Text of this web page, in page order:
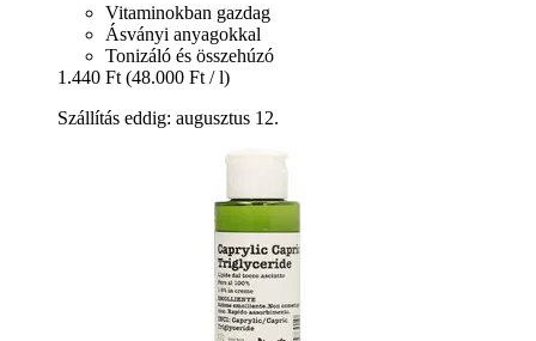
Vitaminokban gazdag
Ásványi anyagokkal
Tonizáló és összehúzó
1.440 Ft (48.000 Ft / l)
Szállítás eddig: augusztus 12.